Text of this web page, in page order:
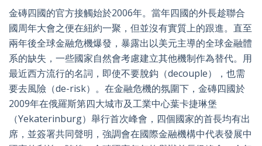
金磚四國的官方接觸始於2006年。當年四國的外長趁聯合
國周年大會之便在紐約一聚，但並沒有實質上的跟進。直至
兩年後全球金融危機爆發，暴露出以美元主導的全球金融體
系的缺失，一些國家自然會考慮建立其他機制作為替代。用
最近西方流行的名詞，即使不要脫鈎（decouple），也需
要去風險（de-risk）。在金融危機的氛圍下，金磚四國於
2009年在俄羅斯第四大城市及工業中心葉卡捷琳堡
（Yekaterinburg）舉行首次峰會，四個國家的首長均有出
席，並簽署共同聲明，強調會在國際金融機構中代表發展中